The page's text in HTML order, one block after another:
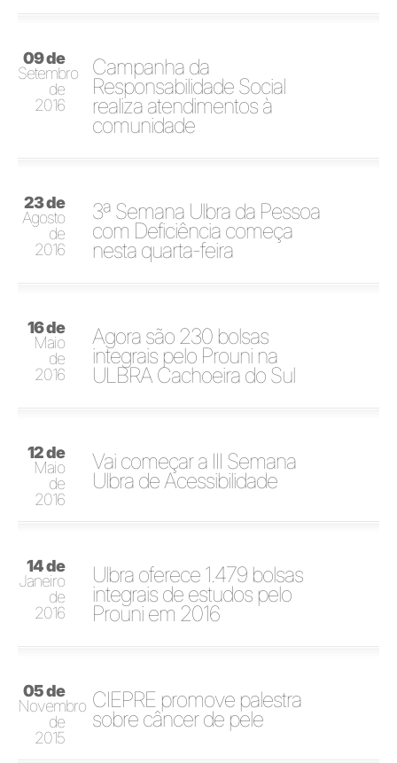
09 de
Setembro
de
2016
Campanha da
Responsabilidade Social
realiza atendimentos à
comunidade
23 de
Agosto
de
2016
3ª Semana Ulbra da Pessoa
com Deficiência começa
nesta quarta-feira
16 de
Maio
de
2016
Agora são 230 bolsas
integrais pelo Prouni na
ULBRA Cachoeira do Sul
12 de
Maio
de
2016
Vai começar a III Semana
Ulbra de Acessibilidade
14 de
Janeiro
de
2016
Ulbra oferece 1.479 bolsas
integrais de estudos pelo
Prouni em 2016
05 de
Novembro
de
2015
CIEPRE promove palestra
sobre câncer de pele